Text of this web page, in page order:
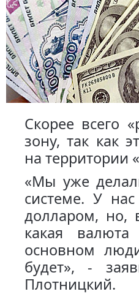
Скорее всего
зону, так как
на территории
«Мы уже
системе. У
долларом, но,
какая
основном
будет», -
Плотницкий.